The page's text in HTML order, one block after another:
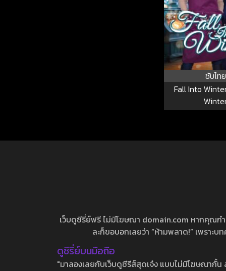
ซับไทย
Fall Into
เว็บดูซีรี่ย์ฟรี ไม่มีโฆษณา domain.com หากคุณก
ละก็ขอบอกเลยว่า “ห้ามพลาด!” เพราะ
ดูซีรี่ย์บนมือถือ
"มาลองเลยกับเว็บดูซีรีส์สุดเจ๋ง แบบไม่มีโฆษณากั้